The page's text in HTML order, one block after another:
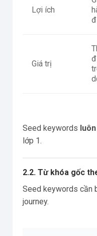
Lợi ích
Giá trị
Seed keywords
lớp 1.
2.2. Từ khóa gốc
Seed keywords cần
journey.